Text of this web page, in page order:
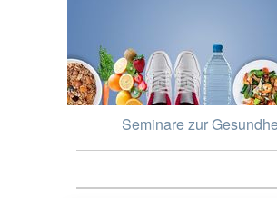
Seminare zur